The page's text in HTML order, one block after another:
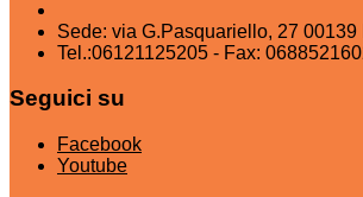
Sede: via G.Pasquariello, 27 00139
Tel.:06121125205 - Fax:
Seguici su
Facebook
Youtube